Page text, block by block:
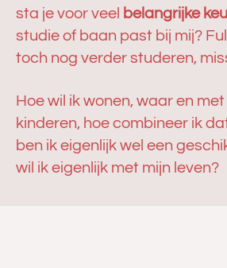
sta je voor veel belangrijke
studie of baan past bij mij?
toch nog verder studeren,
Hoe wil ik wonen, waar en met
kinderen, hoe combineer ik
ben ik eigenlijk wel een
wil ik eigenlijk met mijn leven?